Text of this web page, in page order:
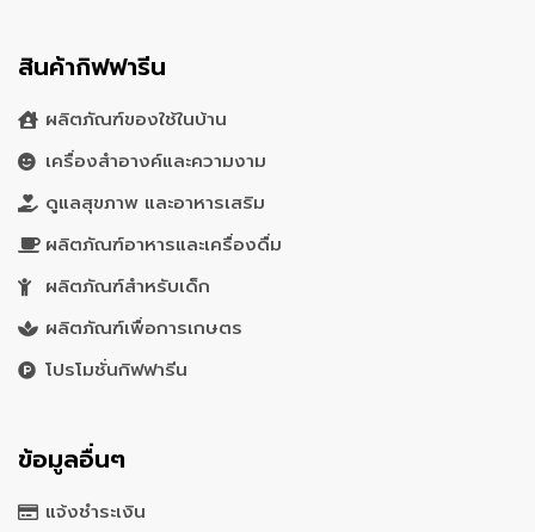
สินค้ากิฟฟารีน
ผลิตภัณฑ์ของใช้ในบ้าน
เครื่องสำอางค์และความงาม
ดูแลสุขภาพ และอาหารเสริม
ผลิตภัณฑ์อาหารและเครื่องดื่ม
ผลิตภัณฑ์สำหรับเด็ก
ผลิตภัณฑ์เพื่อการเกษตร
โปรโมชั่นกิฟฟารีน
ข้อมูลอื่นๆ
แจ้งชำระเงิน